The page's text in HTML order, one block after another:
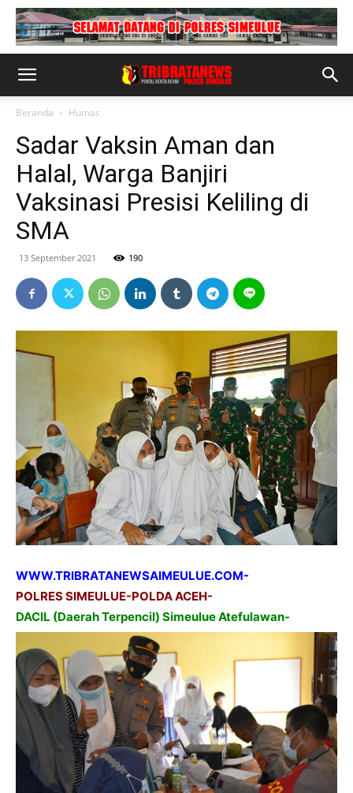
Beranda Humas
Sadar Vaksin Aman dan
Halal, Warga Banjiri
Vaksinasi Presisi Keliling di
SMA
13 September 2021 190
WWW.TRIBRATANEWSAIMEULUE.COM-
POLRES SIMEULUE-POLDA ACEH-
DACIL (Daerah Terpencil) Simeulue Atefulawan-